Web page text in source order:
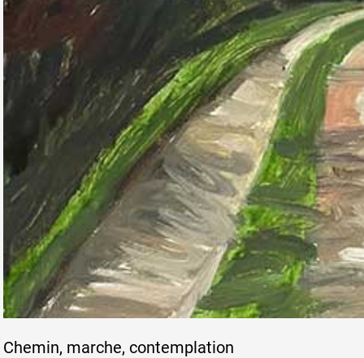
Réseau
Artistes
De A à Z
Année par année
Chemin, marche, contemplation